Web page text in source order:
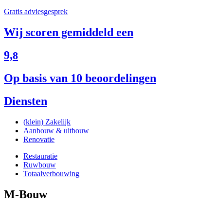
Gratis adviesgesprek
Wij scoren gemiddeld een
9,8
Op basis van 10 beoordelingen
Diensten
(klein) Zakelijk
Aanbouw & uitbouw
Renovatie
Restauratie
Ruwbouw
Totaalverbouwing
M-Bouw